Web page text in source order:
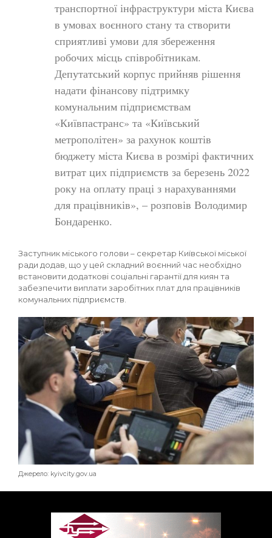
транспортної інфраструктури міста Києва
в умовах воєнного стану та створити
сприятливі умови для збереження
робочих місць співробітникам.
Депутатський корпус прийняв рішення
надати фінансову підтримку
комунальним підприємствам
«Київпастранс» та «Київський
метрополітен» за рахунок коштів
бюджету міста Києва в розмірі фактичних
витрат цих підприємств за березень 2022
року на оплату праці з нарахуваннями
для працівників», – розповів Володимир
Бондаренко.
Заступник міського голови – секретар Київської міської
ради додав, що у цей складний воєнний час необхідно
встановити додаткові соціальні гарантії для киян та
забезпечити виплати заробітних плат для працівників
комунальних підприємств.
Джерело: kyivcity.gov.ua